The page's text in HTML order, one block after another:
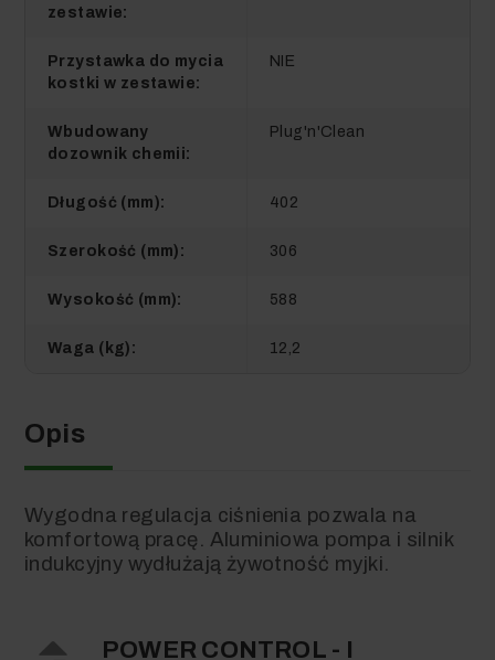
zestawie:
Przystawka do mycia
kostki w zestawie:
NIE
Wbudowany
dozownik chemii:
Plug'n'Clean
Długość (mm): 402
Szerokość (mm): 306
Wysokość (mm): 588
Waga (kg): 12,2
Opis
Wygodna regulacja ciśnienia pozwala na
komfortową pracę. Aluminiowa pompa i silnik
indukcyjny wydłużają żywotność myjki.
POWER CONTROL - I